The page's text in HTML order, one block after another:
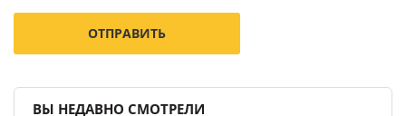
ВЫ НЕДАВНО СМОТРЕЛИ